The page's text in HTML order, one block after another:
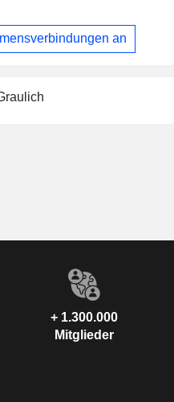
an
+ 1.300.000
Mitglieder